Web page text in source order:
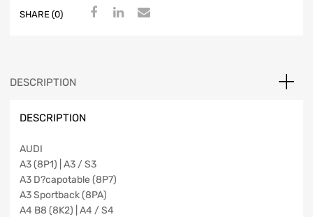
SHARE (0)
DESCRIPTION
DESCRIPTION
AUDI
A3 (8P1) | A3 / S3
A3 D?capotable (8P7)
A3 Sportback (8PA)
A4 B8 (8K2) | A4 / S4